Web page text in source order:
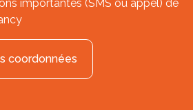
importantes (SMS ou appel) de
coordonnées